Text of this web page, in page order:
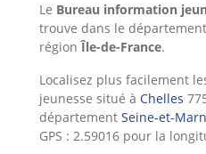
Le Bureau information
trouve dans le département
régionÎle-de-France.
Localisez plus facilement
jeunesse situé à Chelles
département Seine-et-
GPS : 2.59016 pour la